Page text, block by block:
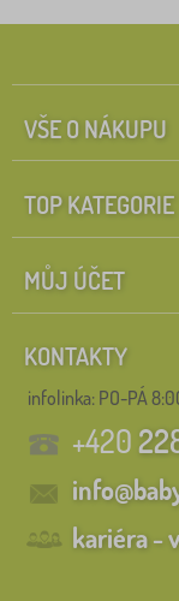
VŠE O NÁKUPU
TOP KATEGORIE
MŮJ ÚČET
KONTAKTY
infolinka: PO-PÁ
+420
kariéra -